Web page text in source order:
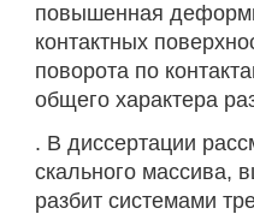
повышенная
контактных
поворота по
общего характера
. В диссертации
скального массива,
разбит системами